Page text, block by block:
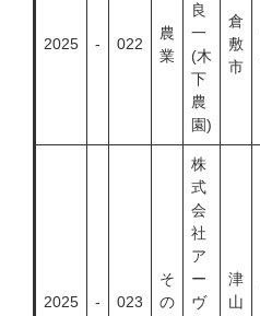
2025 - 022
農
業
良
一
(木
下
農
園)
倉
敷
市
2025 - 023
そ
の
株
式
会
社
ア
ー
ヴ
津
山